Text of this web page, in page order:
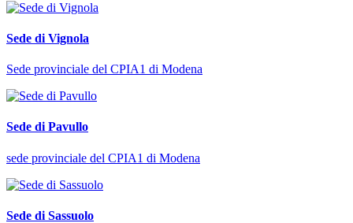
Sede di Vignola
Sede provinciale del CPIA1 di Modena
Sede di Pavullo
sede provinciale del CPIA1 di Modena
Sede di Sassuolo